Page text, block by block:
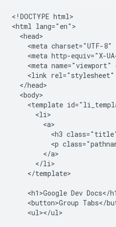
<!DOCTYPE html>
<html lang="en">
  <head>
<meta charset="UTF-8"
<meta http-equiv="X-
<meta name="viewport"
<link
  </head>
  <body>
<template
      <li>
        <a>
<h3
<p
        </a>
      </li>
    </template>
<h1>Google Dev Docs</
<button>Group Tabs</
    <ul></ul>